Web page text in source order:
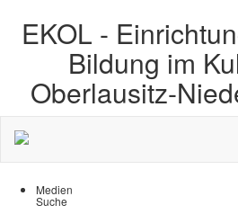
EKOL -
Bildung im
Oberlausitz-
Medien
Suche